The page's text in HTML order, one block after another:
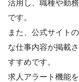
活用し、職種や勤
です。
また、公式サイト
な仕事内容が掲載
すすめです。
求人アラート機能